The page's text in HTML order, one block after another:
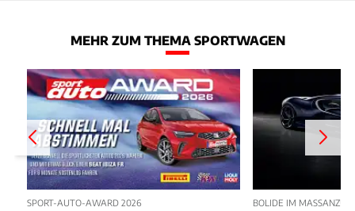
MEHR ZUM THEMA SPORTWAGEN
SPORT-AUTO-AWARD 2026 BOLIDE IM MASSANZUG